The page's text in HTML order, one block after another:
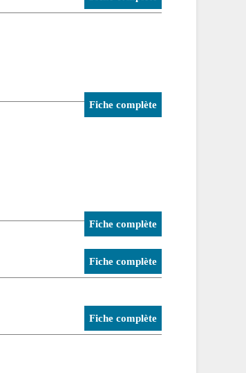
Fiche complète
Fiche complète
Fiche complète
Fiche complète